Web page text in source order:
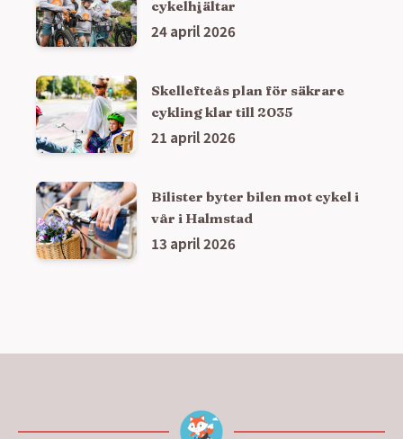
cykelhjältar
24 april 2026
Skellefteås plan för säkrare
cykling klar till 2035
21 april 2026
Bilister byter bilen mot cykel i
vår i Halmstad
13 april 2026